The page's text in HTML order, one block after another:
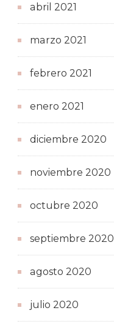
abril 2021
marzo 2021
febrero 2021
enero 2021
diciembre 2020
noviembre 2020
octubre 2020
septiembre 2020
agosto 2020
julio 2020